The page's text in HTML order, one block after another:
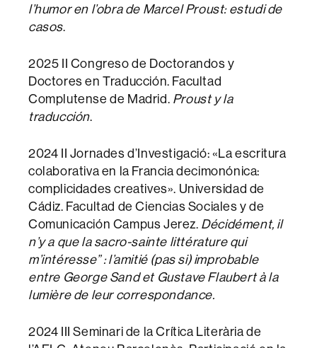
l’humor en l’obra de Marcel Proust: estudi de
casos.
2025 II Congreso de Doctorandos y
Doctores en Traducción. Facultad
Complutense de Madrid. Proust y la
traducción.
2024 II Jornades d’Investigació: «La escritura
colaborativa en la Francia decimonónica:
complicidades creatives». Universidad de
Cádiz. Facultad de Ciencias Sociales y de
Comunicación Campus Jerez. Décidément, il
n’y a que la sacro-sainte littérature qui
m’intéresse” : l’amitié (pas si) improbable
entre George Sand et Gustave Flaubert à la
lumière de leur correspondance.
2024 III Seminari de la Crítica Literària de